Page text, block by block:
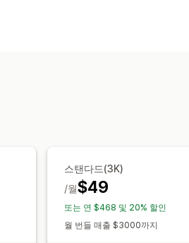
추천 실적
스탠다드(3K)
$49
/월
또는 연 $468 및 20% 할인
월 번들 매출 $3000까지